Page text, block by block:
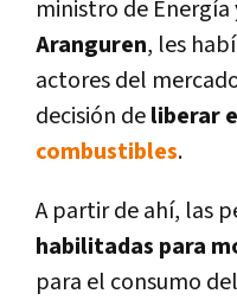
ministro de Energí­a
Aranguren, les
actores del
decisión deliberar
combustibles.
A partir de ahí­, las
habilitadas para
para el consumo